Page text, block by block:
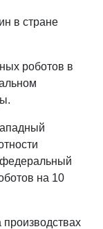
в стране
роботов в
на 10